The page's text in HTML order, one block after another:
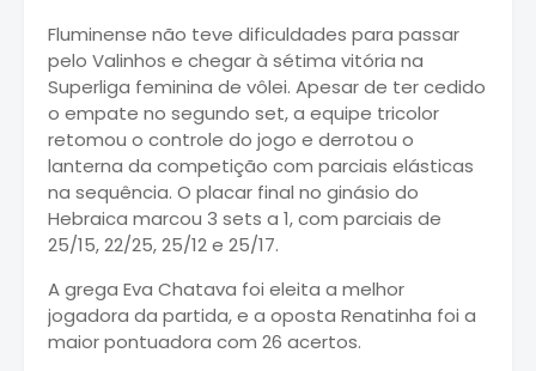
Fluminense não teve dificuldades para passar
pelo Valinhos e chegar à sétima vitória na
Superliga feminina de vôlei. Apesar de ter cedido
o empate no segundo set, a equipe tricolor
retomou o controle do jogo e derrotou o
lanterna da competição com parciais elásticas
na sequência. O placar final no ginásio do
Hebraica marcou 3 sets a 1, com parciais de
25/15, 22/25, 25/12 e 25/17.
A grega Eva Chatava foi eleita a melhor
jogadora da partida, e a oposta Renatinha foi a
maior pontuadora com 26 acertos.